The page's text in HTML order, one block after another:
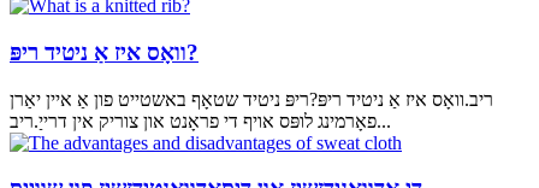
וואָס איז אַ ניטיד ריפּ?
ריב.וואָס איז אַ ניטיד ריפּ?ריפּ ניטיד שטאָף באשטייט פון אַ איין יאַרן
פאָרמינג לופּס אויף די פראָנט און צוריק אין דרייַ.ריב...